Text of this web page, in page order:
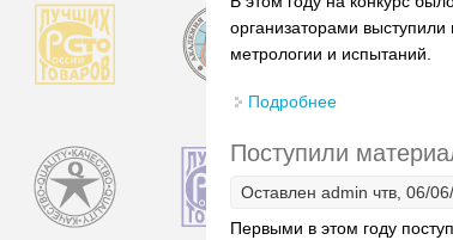
организаторами выступили
метрологии и испытаний.
Подробнее о В столице
Поступили
Оставлен admin чтв, 06/
Первыми в этом году